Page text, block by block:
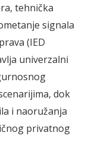
tehnička
signala
(IED
univerzalni
dok
i naoružanja
privatnog